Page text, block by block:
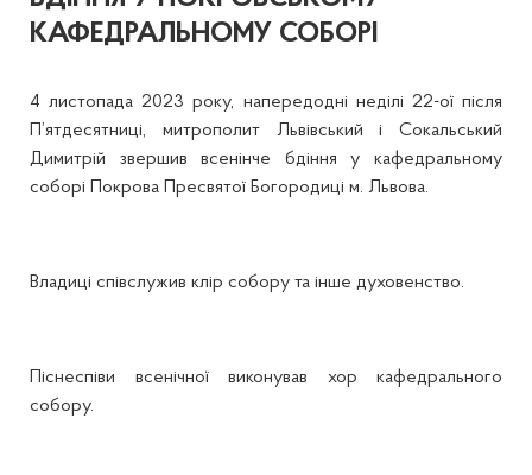
КАФЕДРАЛЬНОМУ СОБОРІ
4 листопада 2023 року, напередодні неділі 22-ої після
П’ятдесятниці, митрополит Львівський і Сокальський
Димитрій звершив всенінче бдіння у кафедральному
соборі Покрова Пресвятої Богородиці м. Львова.
Владиці співслужив клір собору та інше духовенство.
Піснеспіви всенічної виконував хор кафедрального
собору.